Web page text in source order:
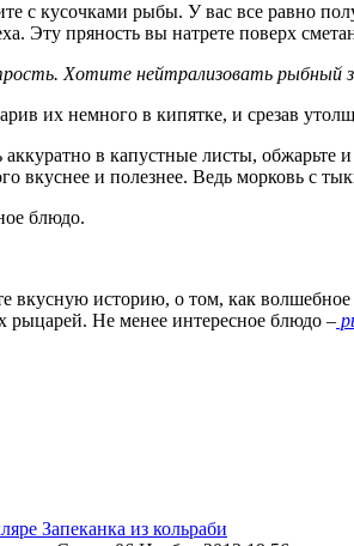
с кусочками рыбы. У вас все равно
Эту пряность вы натрете поверх
Хотите нейтрализовать рыбный
их немного в кипятке, и срезав
в капустные листы,
вкуснее и полезнее. Ведь морковь с
блюдо.
вкусную историю, о том, как
рыцарей. Не менее интересное блюдо –
Запеканка из кольраби